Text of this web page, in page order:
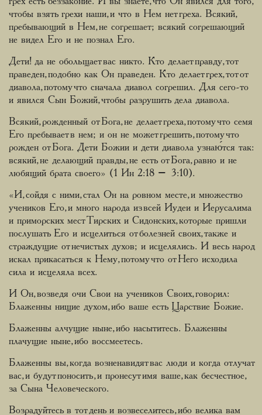
чтобы взять грехи наши, и что в Нем нет греха. Всякий,
пребывающий в Нем, не согрешает; всякий согрешающий
не видел Его и не познал Его.
Дети! да не обольщает вас никто. Кто делает правду, тот
праведен, подобно как Он праведен. Кто делает грех, тот от
диавола, потому что сначала диавол согрешил. Для сего-то
и явился Сын Божий, чтобы разрушить дела диавола.
Всякий, рожденный от Бога, не делает греха, потому что семя
Его пребывает в нем; и он не может грешить, потому что
рожден от Бога. Дети Божии и дети диавола узнаю́тся так:
всякий, не делающий правды, не есть от Бога, равно и не
любящий брата своего» (1 Ин 2:18 – 3:10).
«И, сойдя с ними, стал Он на ровном месте, и множество
учеников Его, и много народа из всей Иудеи и Иерусалима
и приморских мест Тирских и Сидонских, которые пришли
послушать Его и исцелиться от болезней своих, также и
страждущие от нечистых духов; и исцелялись. И весь народ
искал прикасаться к Нему, потому что от Него исходила
сила и исцеляла всех.
И Он, возведя очи Свои на учеников Своих, говорил:
Блаженны нищие духом, ибо ваше есть Царствие Божие.
Блаженны алчущие ныне, ибо насытитесь. Блаженны
плачущие ныне, ибо воссмеетесь.
Блаженны вы, когда возненавидят вас люди и когда отлучат
вас, и будут поносить, и пронесут имя ваше, как бесчестное,
за Сына Человеческого.
Возрадуйтесь в тот день и возвеселитесь, ибо велика вам